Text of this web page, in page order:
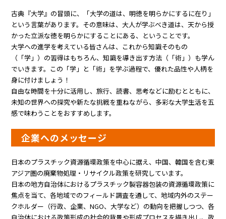
古典『大学』の冒頭に、「大学の道は、明徳を明らかにするに在り」
という言葉があります。その意味は、大人が学ぶべき道は、天から授
かった立派な徳を明らかにすることにある、ということです。
大学への進学を考えている皆さんは、これから知識そのもの
（「学」）の習得はもちろん、知識を導き出す方法（「術」）も学ん
でいきます。この「学」と「術」を学ぶ過程で、優れた品性や人柄を
身に付けましょう！
自由な時間を十分に活用し、旅行、読書、思考などに励むとともに、
未知の世界への探究や新たな挑戦を重ねながら、多彩な大学生活を五
感で味わうことをおすすめします。
企業へのメッセージ
日本のプラスチック資源循環政策を中心に据え、中国、韓国を含む東
アジア圏の廃棄物処理・リサイクル政策を研究しています。
日本の地方自治体におけるプラスチック製容器包装の資源循環政策に
焦点を当て、各地域でのフィールド調査を通して、地域内外のステー
クホルダー（行政、企業、NGO、大学など）の動向を把握しつつ、各